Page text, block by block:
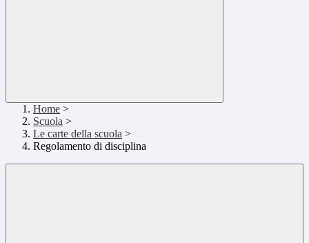
Home >
Scuola >
Le carte della scuola >
Regolamento di disciplina